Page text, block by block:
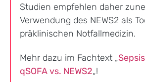
Studien empfehlen daher
Verwendung des NEWS2 als
präklinischen Notfallmedizin.
Mehr dazu im Fachtext „
qSOFA vs. NEWS2„!